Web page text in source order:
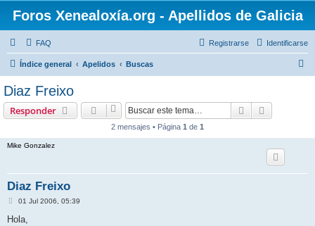
Foros Xenealoxía.org - Apellidos de Galicia
FAQ Identificarse
Registrarse
Índice general Apelidos Buscas
Diaz Freixo
Responder Buscar
2 mensajes • Página 1 de 1
Mike Gonzalez
Diaz Freixo
M
n
01 Jul 2006, 05:39
Hola,